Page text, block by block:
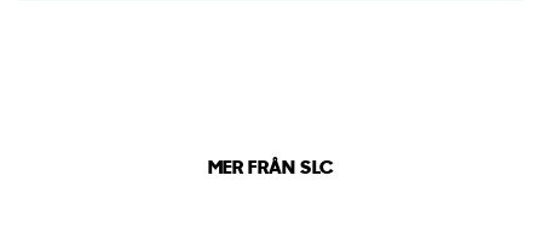
MER FRÅN SLC